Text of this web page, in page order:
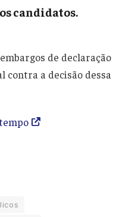
candidatos.
de declaração
contra a decisão dessa